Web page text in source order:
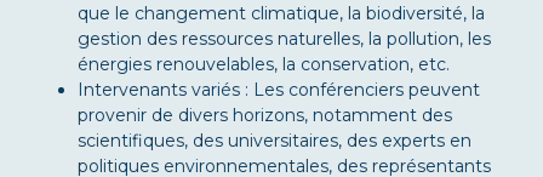
que le changement climatique, la biodiversité, la
gestion des ressources naturelles, la pollution, les
énergies renouvelables, la conservation, etc.
Intervenants variés : Les conférenciers peuvent
provenir de divers horizons, notamment des
scientifiques, des universitaires, des experts en
politiques environnementales, des représentants